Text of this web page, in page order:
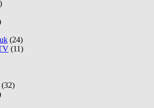
(24)
(11)
(32)